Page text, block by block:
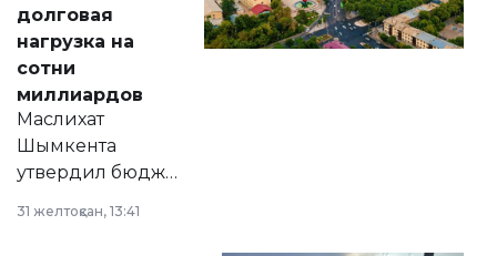
долговая
нагрузка на
сотни
миллиардов
Маслихат
Шымкента
утвердил бюджет
2028 годы.
31 желтоқсан, 13:41